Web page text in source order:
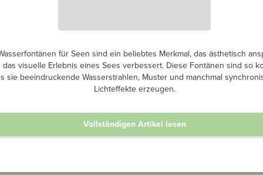
für Seen sind ein beliebtes Merkmal, das ästhetisch
visuelle Erlebnis eines Sees verbessert. Diese Fontänen sind so
sie beeindruckende Wasserstrahlen, Muster und manchmal
Lichteffekte erzeugen.
Vollständigen Artikel lesen